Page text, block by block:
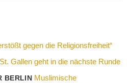
gegen die Religionsfreiheit“
Gallen geht in die nächste Runde
BERLIN Muslimische